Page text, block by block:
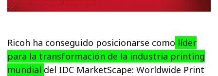
Ricoh ha conseguido posicionarse como líder
para la transformación de la industria printing
mundial del IDC MarketScape: Worldwide Print